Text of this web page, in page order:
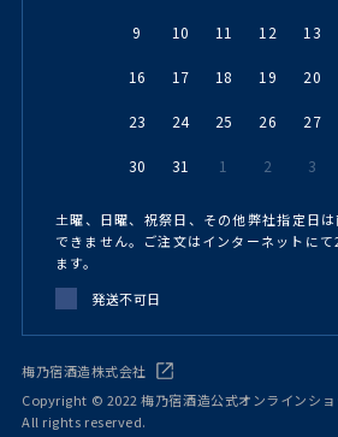
9 10 11 12 13
16 17 18 19 20
23 24 25 26 27
30 31 1 2 3
土曜、日曜、祝祭日、その他弊社指定日
できません。ご注文はインターネットに
ます。
発送不可日
梅乃宿酒造株式会社
Copyright © 2022 梅乃宿酒造公式オンラインシ
All rights reserved.